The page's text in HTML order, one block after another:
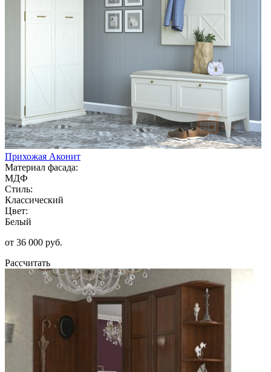
Прихожая Аконит
Материал фасада:
МДФ
Стиль:
Классический
Цвет:
Белый
от 36 000 руб.
Рассчитать